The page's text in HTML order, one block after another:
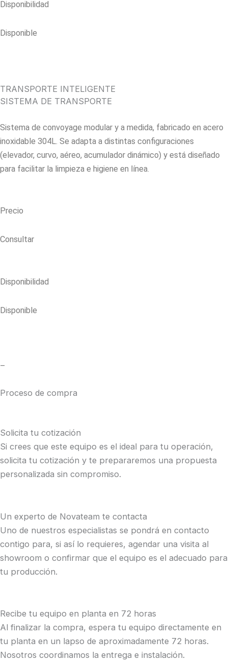
Disponibilidad
Disponible
TRANSPORTE INTELIGENTE
SISTEMA DE TRANSPORTE
Sistema de convoyage modular y a medida, fabricado en acero
inoxidable 304L. Se adapta a distintas configuraciones
(elevador, curvo, aéreo, acumulador dinámico) y está diseñado
para facilitar la limpieza e higiene en línea.
Precio
Consultar
Disponibilidad
Disponible
–
Proceso de compra
Solicita tu cotización
Si crees que este equipo es el ideal para tu operación,
solicita tu cotización y te prepararemos una propuesta
personalizada sin compromiso.
Un experto de Novateam te contacta
Uno de nuestros especialistas se pondrá en contacto
contigo para, si así lo requieres, agendar una visita al
showroom o confirmar que el equipo es el adecuado para
tu producción.
Recibe tu equipo en planta en 72 horas
Al finalizar la compra, espera tu equipo directamente en
tu planta en un lapso de aproximadamente 72 horas.
Nosotros coordinamos la entrega e instalación.